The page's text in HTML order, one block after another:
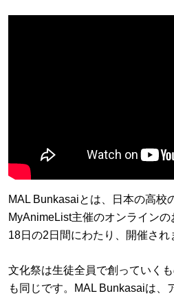
MAL Bunkasaiとは、日本の高校
MyAnimeList主催のオンラインの
18日の2日間にわたり、開催され
文化祭は生徒全員で創っていく
も同じです。MAL Bunkasaiは、